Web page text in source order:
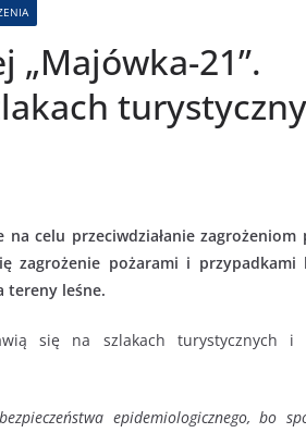
„Majówka-21”.
celu przeciwdziałanie zagrożeniom
pożarami i przypadkami
tereny leśne.
się na szlakach turystycznych i
epidemiologicznego, bo